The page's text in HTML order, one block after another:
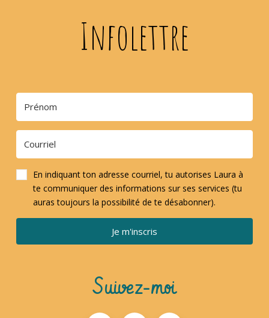
Infolettre
En indiquant ton adresse courriel, tu autorises Laura à
te communiquer des informations sur ses services (tu
auras toujours la possibilité de te désabonner).
Je m'inscris
Suivez-moi